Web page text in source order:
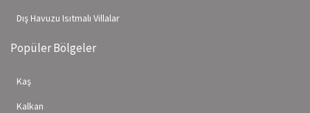
Dış Havuzu Isıtmalı Villalar
Popüler Bölgeler
Kaş
Kalkan